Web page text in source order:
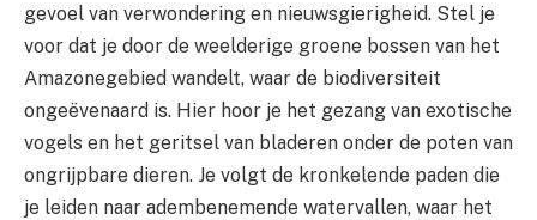
gevoel van verwondering en nieuwsgierigheid. Stel je
voor dat je door de weelderige groene bossen van het
Amazonegebied wandelt, waar de biodiversiteit
ongeëvenaard is. Hier hoor je het gezang van exotische
vogels en het geritsel van bladeren onder de poten van
ongrijpbare dieren. Je volgt de kronkelende paden die
je leiden naar adembenemende watervallen, waar het